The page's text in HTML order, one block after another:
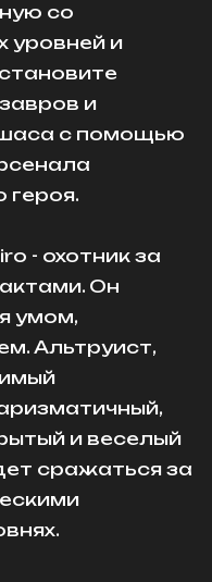
со
уровней и
и
с помощью
героя.
- охотник за
Он
умом,
Альтруист,
и веселый
сражаться за